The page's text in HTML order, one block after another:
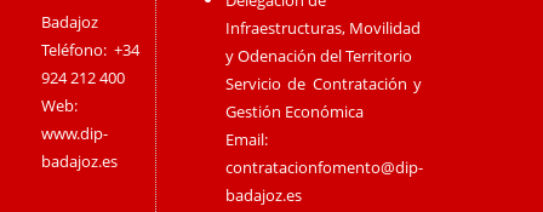
Badajoz
Teléfono: +34
924 212 400
Web:
www.dip-
badajoz.es
Infraestructuras, Movilidad
y Odenación del Territorio
Servicio de Contratación y
Gestión Económica
Email:
contratacionfomento@dip-
badajoz.es